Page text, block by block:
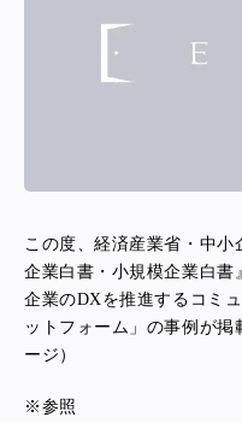
この度、経済産業省・中
企業白書・小規模企業白書
企業のDXを推進するコミ
ットフォーム」の事例が掲
ージ）
※参照